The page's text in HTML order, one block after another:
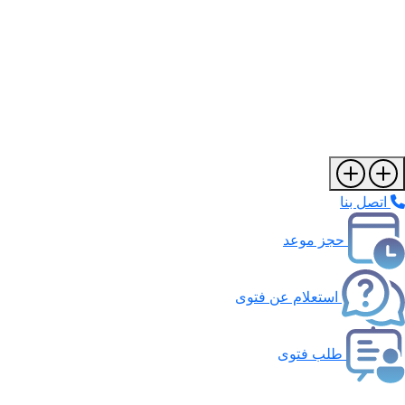
اتصل بنا
حجز موعد
استعلام عن فتوى
طلب فتوى